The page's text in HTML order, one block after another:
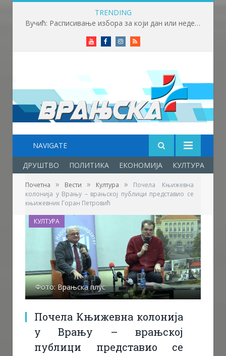
TRENDING
Вучић: Расписивање избора за који дан или недељу
YoutubeFacebookInstagram
RSS
NAVIGATE
ДРУШТВО ПОЛИТИКА ЕКОНОМИЈА КУЛТУРА
Почетна » Вести » Култура »
Почела Књижевна
колонија у Врању – врањској публици представио се
књижевник Горан Петровић
Фото: Врањска плус
Почела Књижевна колонија
у Врању – врањској
публици представио се
КУЛТУРА